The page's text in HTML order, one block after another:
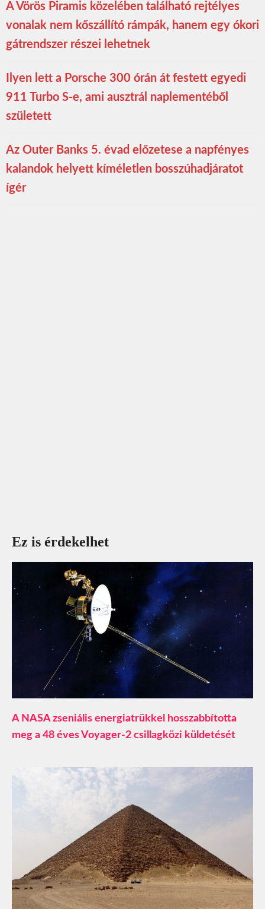
A Vörös Piramis közelében található rejtélyes
vonalak nem kőszállító rámpák, hanem egy ókori
gátrendszer részei lehetnek
Ilyen lett a Porsche 300 órán át festett egyedi
911 Turbo S-e, ami ausztrál naplementéből
született
Az Outer Banks 5. évad előzetese a napfényes
kalandok helyett kíméletlen bosszúhadjáratot
ígér
Ez is érdekelhet
A NASA zseniális energiatrükkel hosszabbította
meg a 48 éves Voyager-2 csillagközi küldetését